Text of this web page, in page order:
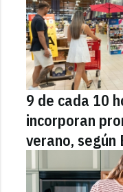
9 de cada 10
incorporan
verano, según